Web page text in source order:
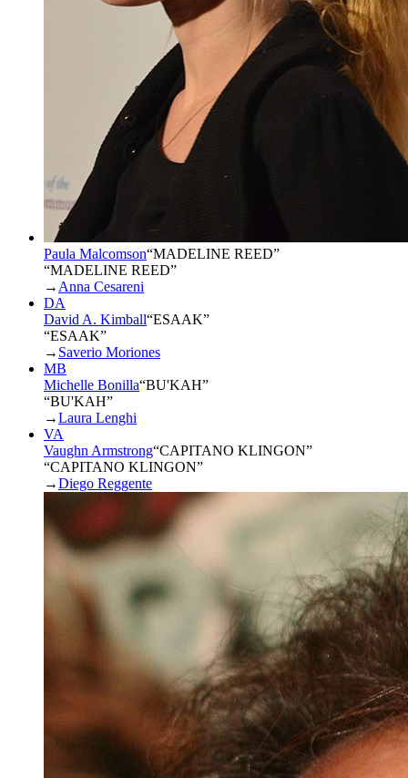
Paula Malcomson“MADELINE REED”
“MADELINE REED”
→ Anna Cesareni
DA
David A. Kimball“ESAAK”
“ESAAK”
→ Saverio Moriones
MB
Michelle Bonilla“BU'KAH”
“BU'KAH”
→Laura Lenghi
VA
Vaughn Armstrong“CAPITANO KLINGON”
“CAPITANO KLINGON”
→Diego Reggente